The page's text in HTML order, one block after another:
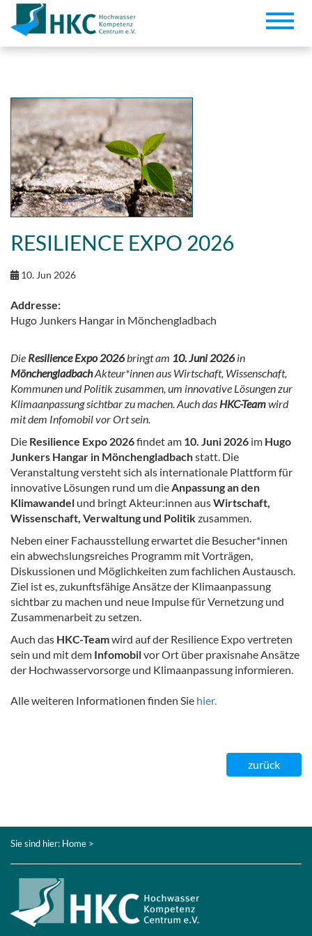
Toggle
RESILIENCE EXPO 2026
10. Jun 2026
Addresse:
Hugo Junkers Hangar in Mönchengladbach
Die Resilience Expo 2026bringt am 10. Juni 2026in
MönchengladbachAkteur*innen aus Wirtschaft, Wissenschaft,
Kommunen und Politik zusammen, um innovative Lösungen zur
Klimaanpassung sichtbar zu machen. Auch das HKC-Teamwird
mit dem Infomobil vor Ort sein.
Die Resilience Expo 2026findet am 10. Juni 2026 im Hugo
Junkers Hangar in Mönchengladbachstatt. Die
Veranstaltung versteht sich als internationale Plattform für
innovative Lösungen rund um dieAnpassung an den
Klimawandel und bringt Akteur:innen ausWirtschaft,
Wissenschaft, Verwaltung und Politikzusammen.
Neben einer Fachausstellung erwartet die Besucher*innen
ein abwechslungsreiches Programm mit Vorträgen,
Diskussionen und Möglichkeiten zum fachlichen Austausch.
Ziel ist es, zukunftsfähige Ansätze der Klimaanpassung
sichtbar zu machen und neue Impulse für Vernetzung und
Zusammenarbeit zu setzen.
Auch das HKC-Teamwird auf der Resilience Expo vertreten
sein und mit dem Infomobilvor Ort über praxisnahe Ansätze
der Hochwasservorsorge und Klimaanpassung informieren.
Alle weiteren Informationen finden Sie hier.
zurück
Sie sind hier: Home >